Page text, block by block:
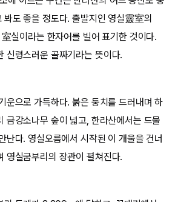
봐도 좋을 정도다. 출발지인 영실靈室의
室실이라는 한자어를 빌어 표기한 것이다.
신령스러운 골짜기라는 뜻이다.
운으로 가득하다. 붉은 둥치를 드러내며 하
금강소나무 숲이 넓고, 한라산에서는 드물
난다. 영실오름에서 시작된 이 개울을 건너
영실굼부리의 장관이 펼쳐진다.